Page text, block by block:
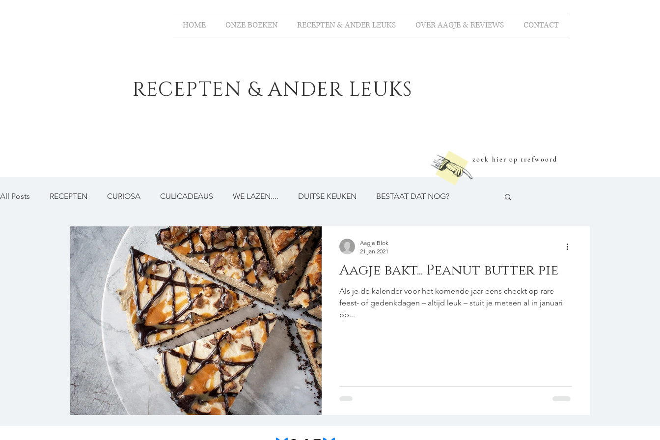
HOME ONZE BOEKEN RECEPTEN & ANDER LEUKS OVER AAGJE & REVIEWS CONTACT
RECEPTEN & ANDER LEUKS
All Posts RECEPTEN CURIOSA CULICADEAUS WE LAZEN.... DUITSE KEUKEN BESTAAT DAT NOG?
Aagje bakt... Peanut butter pie
Als je de kalender voor het komende jaar eens checkt op rare
feest- of gedenkdagen – altijd leuk – stuit je meteen al in januari
op...
Aagje Blok
21 jan 2021
zoek hier op trefwoord